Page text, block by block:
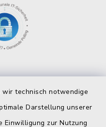
technisch notwendige
Darstellung unserer
Einwilligung zur Nutzung